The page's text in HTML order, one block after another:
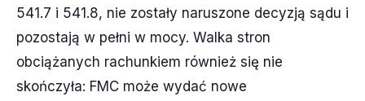
541.7 i 541.8, nie zostały naruszone decyzją sądu i
pozostają w pełni w mocy. Walka stron
obciążanych rachunkiem również się nie
skończyła: FMC może wydać nowe